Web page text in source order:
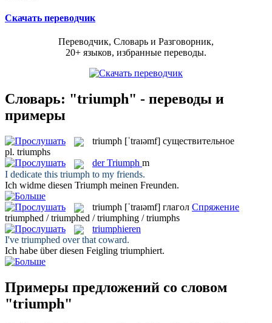
Скачать переводчик
Переводчик, Словарь и Разговорник,
20+ языков, избранные переводы.
Словарь: "triumph" - переводы и
примеры
triumph [ˈtraɪəmf] существительное
pl. triumphs
derTriumph m
I dedicate this triumph to my friends.
Ich widme diesen Triumph meinen Freunden.
triumph [ˈtraɪəmf] глагол Спряжение
triumphed / triumphed / triumphing / triumphs
triumphieren
I've triumphed over that coward.
Ich habe über diesen Feigling triumphiert.
Примеры предложений со словом
"triumph"